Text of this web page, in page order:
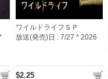
ワイルドライフＳＰ
放送(発売)日 : 7/27 * 2026
$2.25